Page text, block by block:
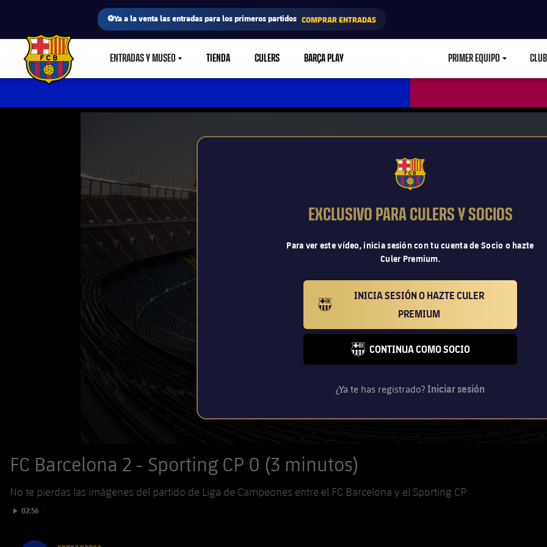
⚽Ya a la venta las entradas para los primeros partidos COMPRAR ENTRADAS
FC Barcelona club badge ENTRADAS Y MUSEOLABEL.SHARE.CARETDOWN
TIENDA CULERS BARÇA PLAY PRIMER EQUIPO CLUB
FCB Barcelona badge
EXCLUSIVO PARA CULERS Y SOCIOS
Para ver este vídeo, inicia sesión con tu cuenta de Socio o hazte
Culer Premium.
BARCELONA BADGE GOLD
INICIA SESIÓN O HAZTE CULER
PREMIUM
CONTINUA COMO SOCIO
¿Ya te has registrado? Iniciar sesión
FC Barcelona 2 - Sporting CP 0 (3 minutos)
No te pierdas las imágenes del partido de Liga de Campeones entre el FC Barcelona y el Sporting CP
Iniciar vídeo
02:56